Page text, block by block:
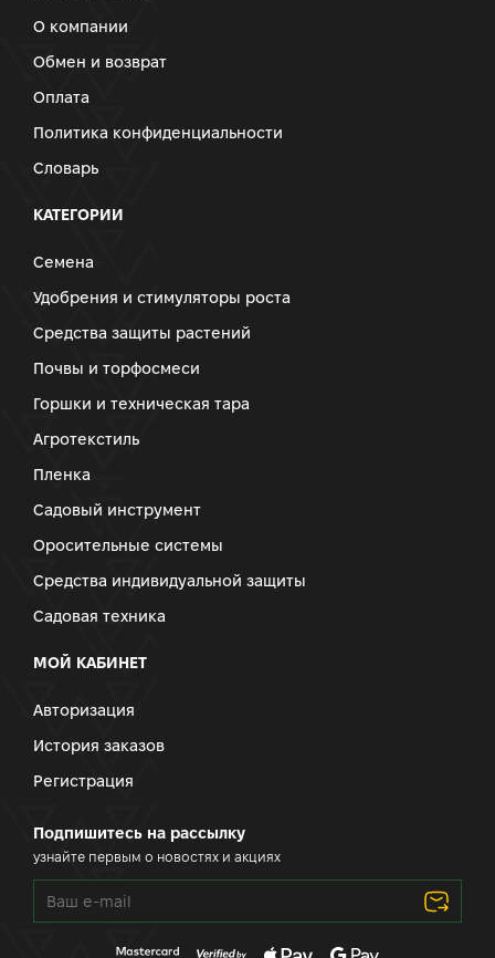
О компании
Обмен и возврат
Оплата
Политика конфиденциальности
Словарь
КАТЕГОРИИ
Семена
Удобрения и стимуляторы роста
Средства защиты растений
Почвы и торфосмеси
Горшки и техническая тара
Агротекстиль
Пленка
Садовый инструмент
Оросительные системы
Средства индивидуальной защиты
Садовая техника
МОЙ КАБИНЕТ
Авторизация
История заказов
Регистрация
Подпишитесь на рассылку
узнайте первым о новостях и акциях